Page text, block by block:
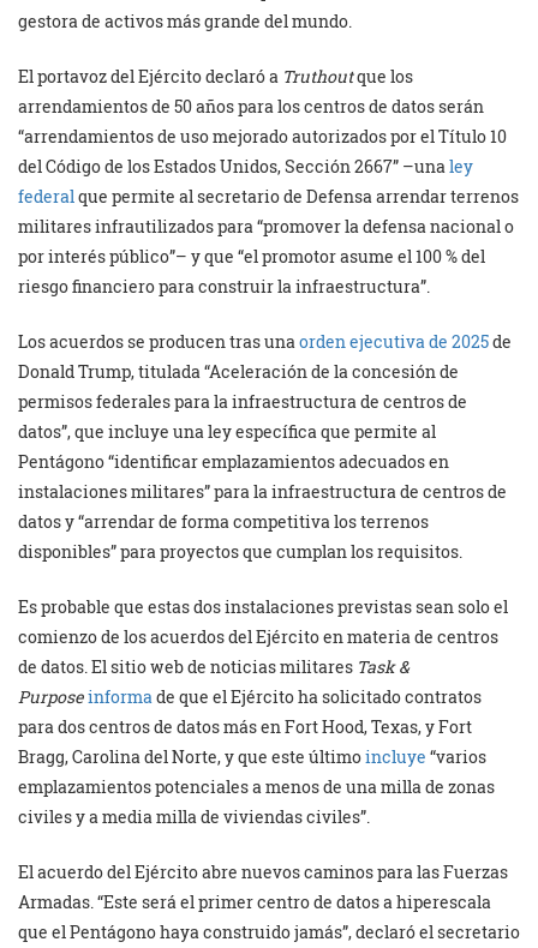
gestora de activos más grande del mundo.
El portavoz del Ejército declaró a Truthoutque los
arrendamientos de 50 años para los centros de datos serán
“arrendamientos de uso mejorado autorizados por el Título 10
del Código de los Estados Unidos, Sección 2667” –unaley
federalque permite al secretario de Defensa arrendar terrenos
militares infrautilizados para “promover la defensa nacional o
por interés público”– y que “el promotor asume el 100 % del
riesgo financiero para construir la infraestructura”.
Los acuerdos se producen tras unaorden ejecutiva de 2025de
Donald Trump, titulada “Aceleración de la concesión de
permisos federales para la infraestructura de centros de
datos”, que incluye una ley específica que permite al
Pentágono “identificar emplazamientos adecuados en
instalaciones militares” para la infraestructura de centros de
datos y “arrendar de forma competitiva los terrenos
disponibles” para proyectos que cumplan los requisitos.
Es probable que estas dos instalaciones previstas sean solo el
comienzo de los acuerdos del Ejército en materia de centros
de datos. El sitio web de noticias militares Task &
Purposeinformade que el Ejército ha solicitado contratos
para dos centros de datos más en Fort Hood, Texas, y Fort
Bragg, Carolina del Norte, y que este últimoincluye “varios
emplazamientos potenciales a menos de una milla de zonas
civiles y a media milla de viviendas civiles”.
El acuerdo del Ejército abre nuevos caminos para las Fuerzas
Armadas. “Este será el primer centro de datos a hiperescala
que el Pentágono haya construido jamás”, declaró el secretario